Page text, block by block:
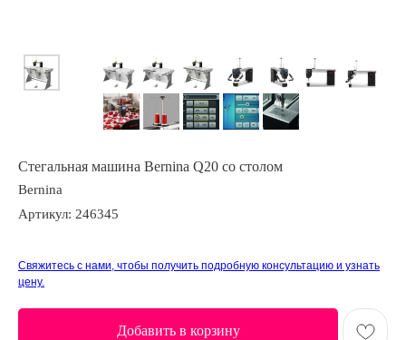
Стегальная машина Bernina Q20 со столом
Bernina
Артикул: 246345
Свяжитесь с нами, чтобы получить подробную консультацию и узнать
цену.
Добавить в корзину